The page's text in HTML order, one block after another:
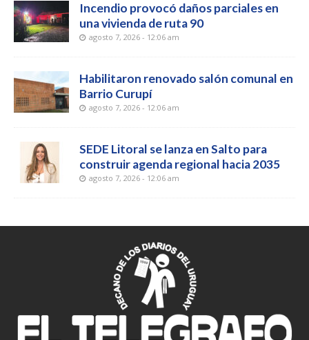
Incendio provocó daños parciales en
una vivienda de ruta 90
agosto 7, 2026 - 12:06 am
Habilitaron renovado salón comunal en
Barrio Curupí
agosto 7, 2026 - 12:06 am
SEDE Litoral se lanza en Salto para
construir agenda regional hacia 2035
agosto 7, 2026 - 12:06 am